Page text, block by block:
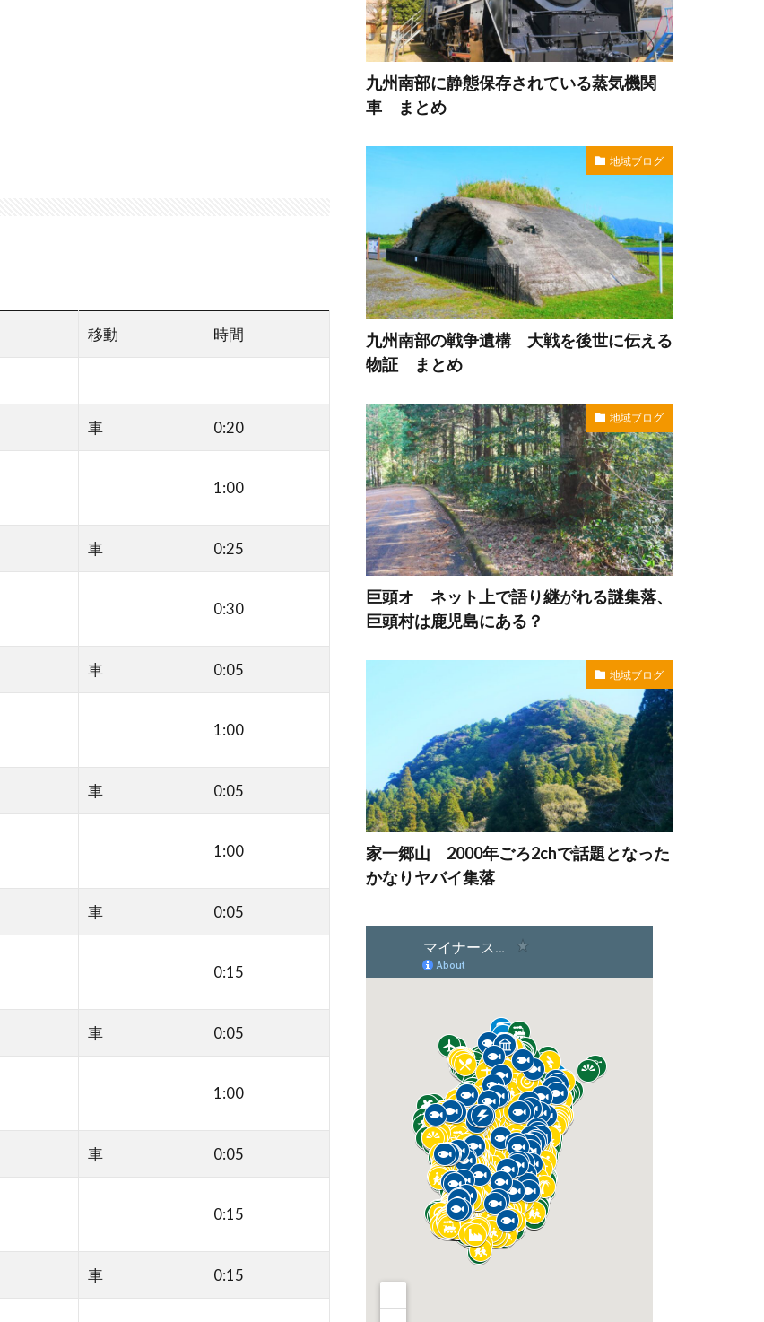
移動 時間
車 0:20
1:00
車 0:25
0:30
車 0:05
1:00
車 0:05
1:00
車 0:05
0:15
車 0:05
1:00
車 0:05
0:15
車 0:15
九州南部に静態保存されている蒸気機関
車 まとめ
地域ブログ
九州南部の戦争遺構 大戦を後世に伝える
物証 まとめ
地域ブログ
巨頭オ ネット上で語り継がれる謎集落、
巨頭村は鹿児島にある？
地域ブログ
家一郷山 2000年ごろ2chで話題となった
かなりヤバイ集落